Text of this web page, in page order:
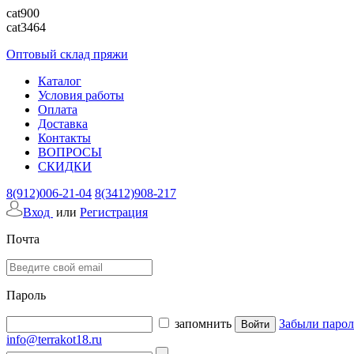
cat900
cat3464
Оптовый склад пряжи
Каталог
Условия работы
Оплата
Доставка
Контакты
ВОПРОСЫ
СКИДКИ
8(912)006-21-04 8(3412)908-217
Вход или Регистрация
Почта
Пароль
запомнить
Забыли
info@terrakot18.ru